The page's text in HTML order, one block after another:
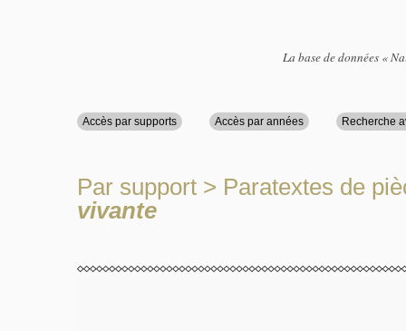
La base de données «
Accès par supports Accès par années Recherche
Par support > Paratextes de
vivante